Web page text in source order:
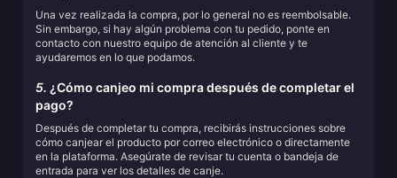
Una vez realizada la compra, por lo general no es reembolsable.
Sin embargo, si hay algún problema con tu pedido, ponte en
contacto con nuestro equipo de atención al cliente y te
ayudaremos en lo que podamos.
5. ¿Cómo canjeo mi compra después de completar el
pago?
Después de completar tu compra, recibirás instrucciones sobre
cómo canjear el producto por correo electrónico o directamente
en la plataforma. Asegúrate de revisar tu cuenta o bandeja de
entrada para ver los detalles de canje.